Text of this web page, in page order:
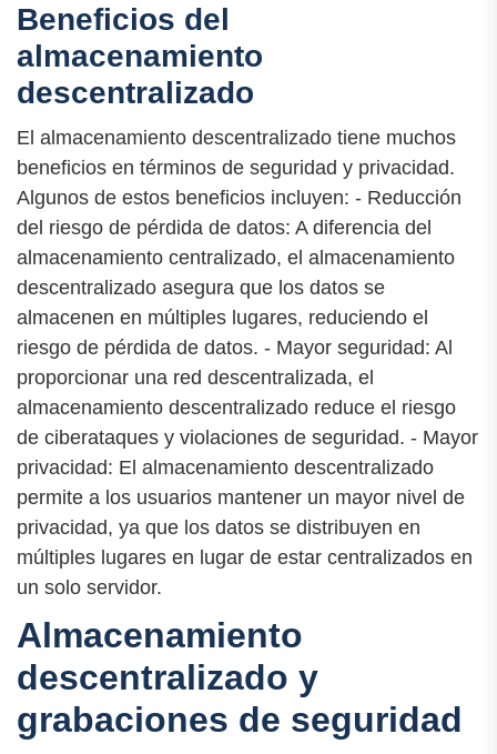
Beneficios del
almacenamiento
descentralizado
El almacenamiento descentralizado tiene muchos
beneficios en términos de seguridad y privacidad.
Algunos de estos beneficios incluyen: - Reducción
del riesgo de pérdida de datos: A diferencia del
almacenamiento centralizado, el almacenamiento
descentralizado asegura que los datos se
almacenen en múltiples lugares, reduciendo el
riesgo de pérdida de datos. - Mayor seguridad: Al
proporcionar una red descentralizada, el
almacenamiento descentralizado reduce el riesgo
de ciberataques y violaciones de seguridad. - Mayor
privacidad: El almacenamiento descentralizado
permite a los usuarios mantener un mayor nivel de
privacidad, ya que los datos se distribuyen en
múltiples lugares en lugar de estar centralizados en
un solo servidor.
Almacenamiento
descentralizado y
grabaciones de seguridad